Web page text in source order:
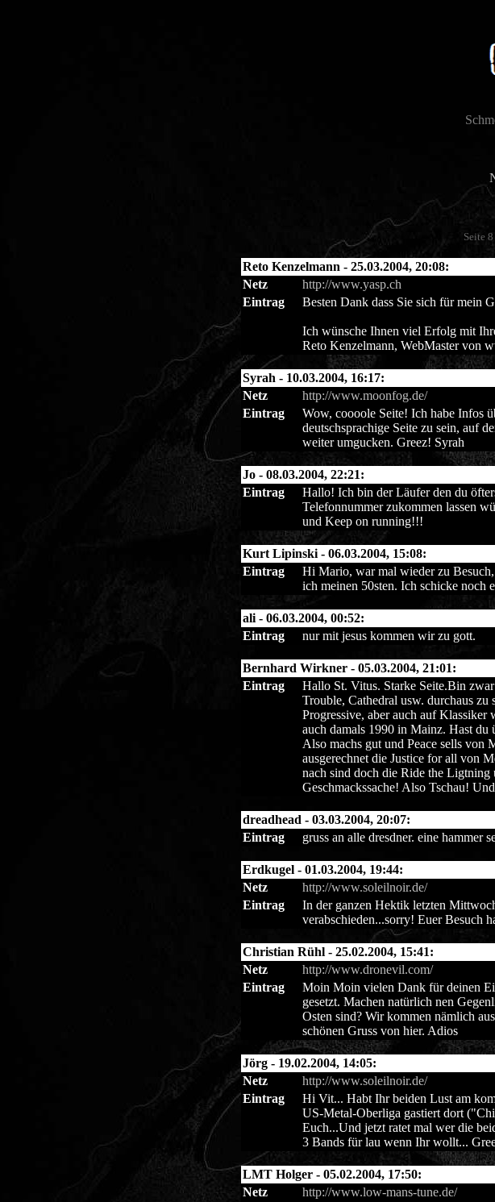
Seite
Reto Kenzelmann - 25.03.2004, 20:08:
Netz
http://www.yasp.ch
Eintrag
Besten Dank dass Sie sich für mein
Ich wünsche Ihnen viel Erfolg mit
Reto Kenzelmann, WebMaster von
Syrah - 10.03.2004, 16:17:
Netz
http://www.moonfog.de/
Eintrag
Wow, coooole Seite! Ich habe Infos
deutschsprachige Seite zu sein, auf
weiter umgucken. Greez! Syrah
Jo - 08.03.2004, 22:21:
Eintrag
Hallo! Ich bin der Läufer den du
Telefonnummer zukommen lassen
und Keep on running!!!
Kurt Lipinski - 06.03.2004, 15:08:
Eintrag
Hi Mario, war mal wieder zu
ich meinen 50sten. Ich schicke noch
ali - 06.03.2004, 00:52:
Eintrag
nur mit jesus kommen wir zu gott.
Bernhard Wirkner - 05.03.2004, 21:01:
Eintrag
Hallo St. Vitus. Starke Seite.Bin
Trouble, Cathedral usw. durchaus zu
Progressive, aber auch auf
auch damals 1990 in Mainz. Hast
Also machs gut und Peace sells von
ausgerechnet die Justice for all von
nach sind doch die Ride the Ligtning
Geschmackssache! Also Tschau!
dreadhead - 03.03.2004, 20:07:
Eintrag
gruss an alle dresdner. eine hammer
Erdkugel - 01.03.2004, 19:44:
Netz
http://www.soleilnoir.de/
Eintrag
In der ganzen Hektik letzten
verabschieden...sorry! Euer Besuch
Christian Rühl - 25.02.2004, 15:41:
Netz
http://www.dronevil.com/
Eintrag
Moin Moin vielen Dank für deinen
gesetzt. Machen natürlich nen
Osten sind? Wir kommen nämlich
schönen Gruss von hier. Adios
Jörg - 19.02.2004, 14:05:
Netz
http://www.soleilnoir.de/
Eintrag
Hi Vit... Habt Ihr beiden Lust am
US-Metal-Oberliga gastiert dort
Euch...Und jetzt ratet mal wer die
3 Bands für lau wenn Ihr wollt...
LMT Holger - 05.02.2004, 17:50:
Netz
http://www.low-mans-tune.de/